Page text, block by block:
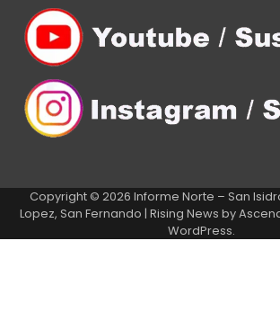
Copyright © 2026 Informe Norte – San
Lopez, San Fernando | Rising News by
WordPress.